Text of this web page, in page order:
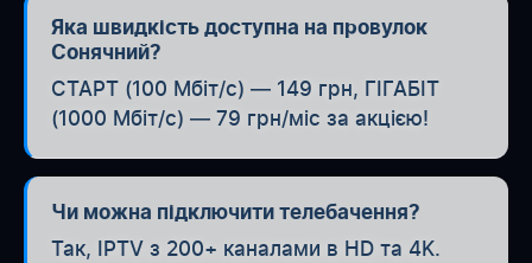
Яка швидкість доступна на провулок
Сонячний?
СТАРТ (100 Мбіт/с) — 149 грн, ГІГАБІТ
(1000 Мбіт/с) — 79 грн/міс за акцією!
Чи можна підключити телебачення?
Так, IPTV з 200+ каналами в HD та 4K.